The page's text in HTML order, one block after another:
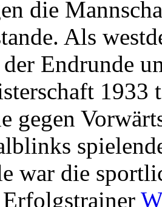
die
Als
Endrunde
gegen
war die